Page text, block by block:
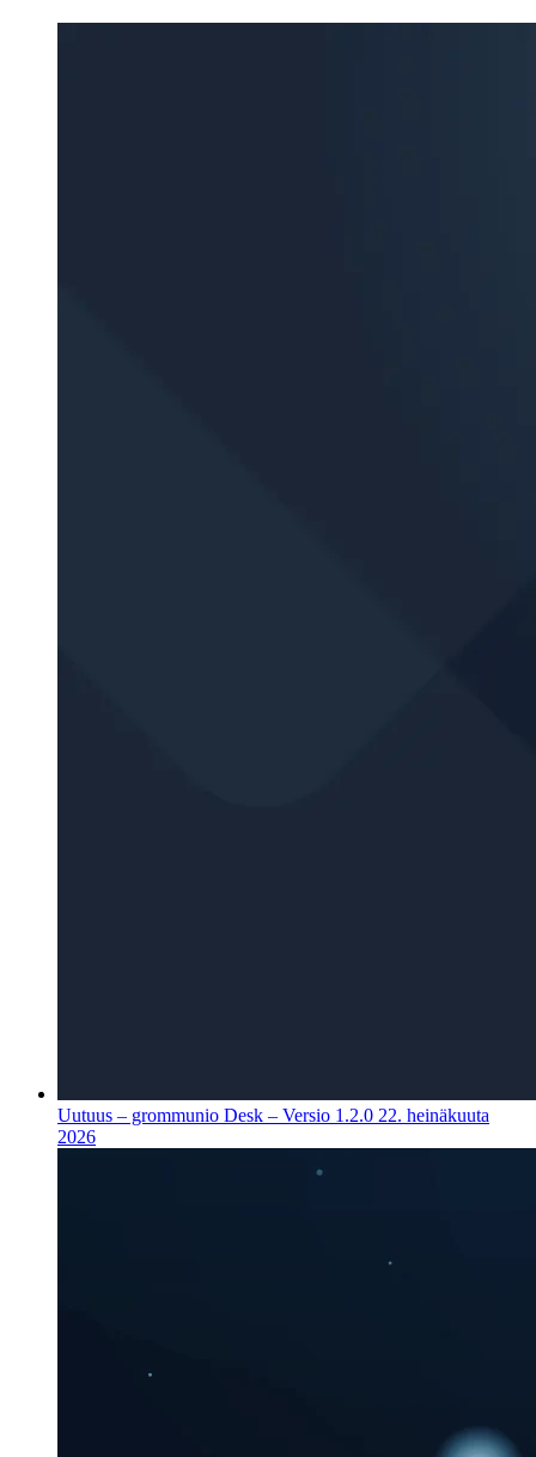
Uutuus – grommunio Desk – Versio 1.2.0 22. heinäkuuta
2026